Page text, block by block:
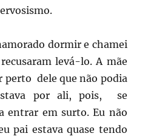
dormir e chamei
levá-lo. A mãe
perto dele que não podia
por ali, pois, se
entrar em surto. Eu não
pai estava quase tendo